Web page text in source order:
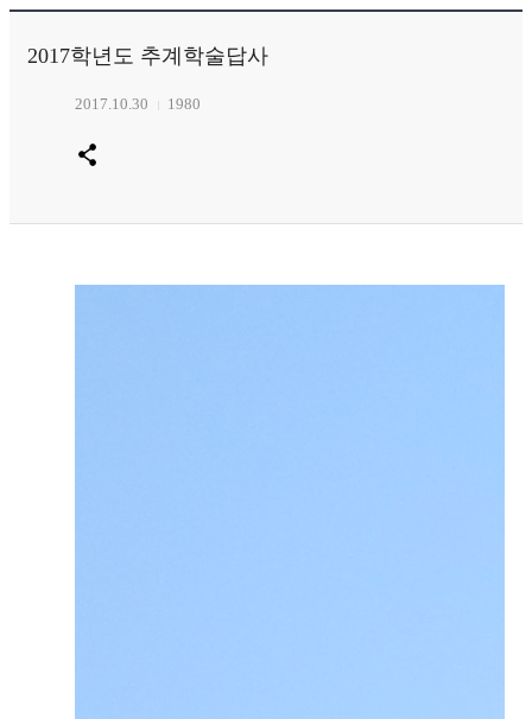
2017학년도 추계학술답사
2017.10.30 1980